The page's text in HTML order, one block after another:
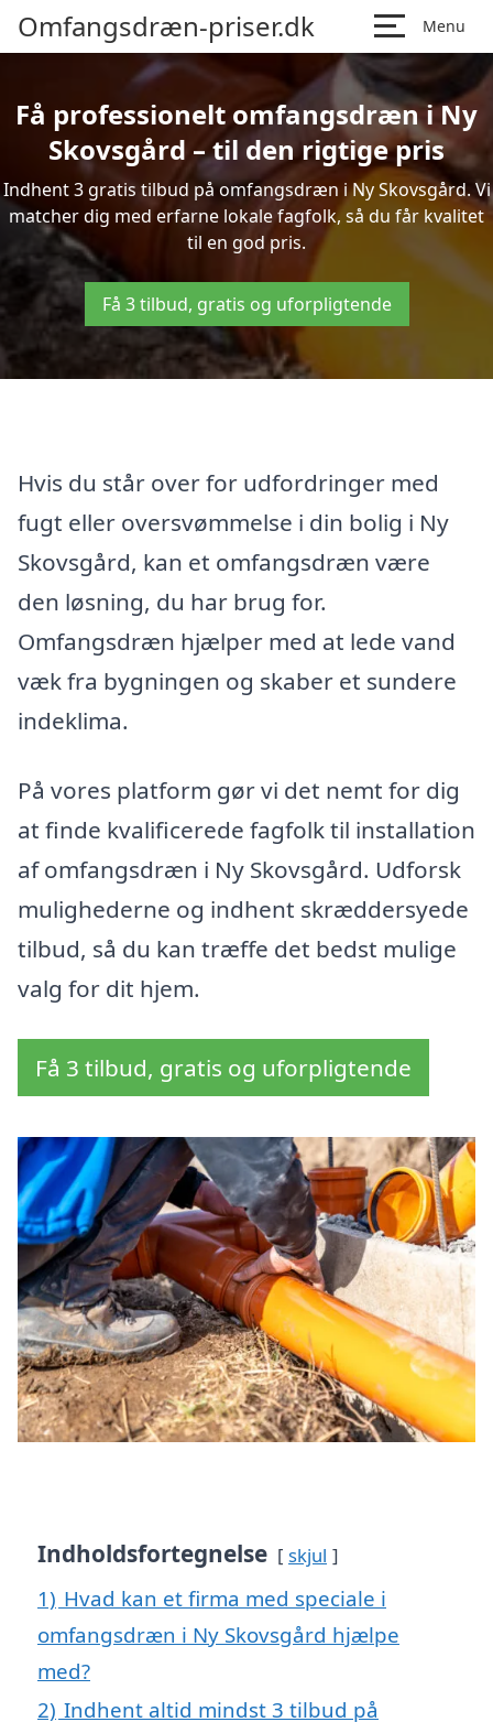
Omfangsdræn-priser.dk Menu
Få professionelt omfangsdræn i Ny
Skovsgård – til den rigtige pris
Indhent 3 gratis tilbud på omfangsdræn i Ny Skovsgård. Vi
matcher dig med erfarne lokale fagfolk, så du får kvalitet
til en god pris.
Få 3 tilbud, gratis og uforpligtende
Hvis du står over for udfordringer med
fugt eller oversvømmelse i din bolig i Ny
Skovsgård, kan et omfangsdræn være
den løsning, du har brug for.
Omfangsdræn hjælper med at lede vand
væk fra bygningen og skaber et sundere
indeklima.
På vores platform gør vi det nemt for dig
at finde kvalificerede fagfolk til installation
af omfangsdræn i Ny Skovsgård. Udforsk
mulighederne og indhent skræddersyede
tilbud, så du kan træffe det bedst mulige
valg for dit hjem.
Få 3 tilbud, gratis og uforpligtende
Indholdsfortegnelse skjul
1) Hvad kan et firma med speciale i
omfangsdræn i Ny Skovsgård hjælpe
med?
2) Indhent altid mindst 3 tilbud på